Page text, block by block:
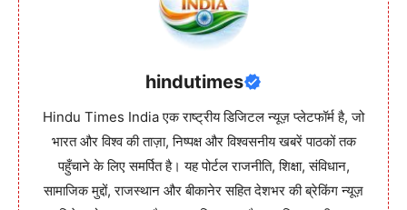
hindutimes
Hindu Times India एक राष्ट्रीय डिजिटल न्यूज़ प्लेटफॉर्म है, जो
भारत और विश्व की ताज़ा, निष्पक्ष और विश्वसनीय खबरें पाठकों तक
पहुँचाने के लिए समर्पित है। यह पोर्टल राजनीति, शिक्षा, संविधान,
सामाजिक मुद्दों, राजस्थान और बीकानेर सहित देशभर की ब्रेकिंग न्यूज़